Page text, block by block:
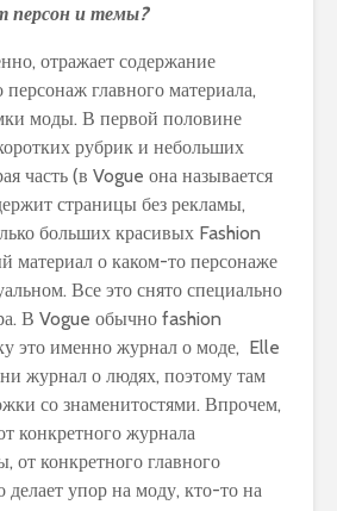
персон и темы?
отражает содержание
главного материала,
моды. В первой половине
рубрик и небольших
часть (в Vogue она называется
страницы без рекламы,
больших красивых Fashion
материал о каком-то персонаже
Все это снято специально
В Vogue обычно fashion
это именно журнал о моде, Elle
журнал о людях, поэтому там
со знаменитостями. Впрочем,
конкретного журнала
от конкретного главного
делает упор на моду, кто-то на